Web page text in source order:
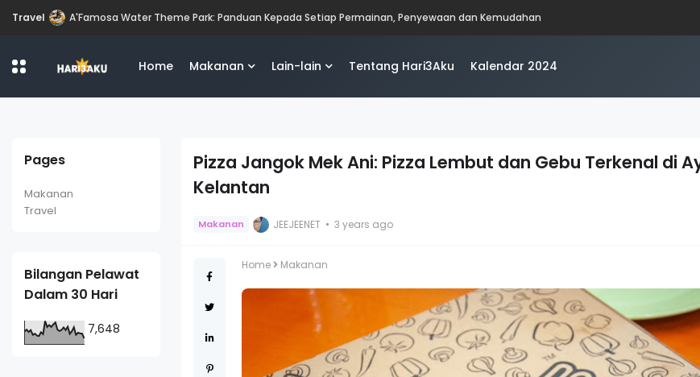
Travel Chalet Seri Idaman dan D'Seafood Paradise: Tempat Memancing dan Makan di Teluk Tempoyak, Pulau Pinang
Home Makanan Lain-lain Tentang Hari3Aku Kalendar 2024
Pages
Makanan
Travel
Bilangan Pelawat
Dalam 30 Hari
7,648
Pizza Jangok Mek Ani: Pizza Lembut dan Gebu Terkenal di
Kelantan
Makanan JEEJEENET 3 years ago
Home Makanan